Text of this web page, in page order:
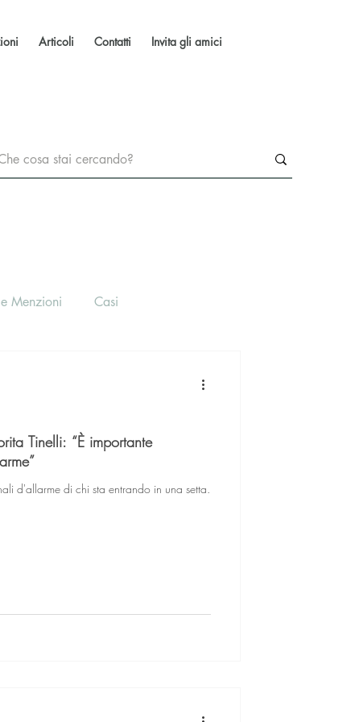
Articoli Contatti Invita gli amici
Menzioni Casi
Tinelli: “È importante
d'allarme di chi sta entrando in una setta.